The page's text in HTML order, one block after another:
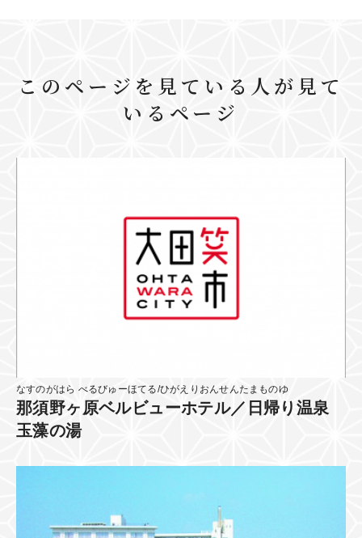
このページを見ている人が見て
いるページ
なすのがはら べるびゅーほてる/ひがえりおんせんたまものゆ
那須野ヶ原ベルビューホテル／日帰り温泉
玉藻の湯